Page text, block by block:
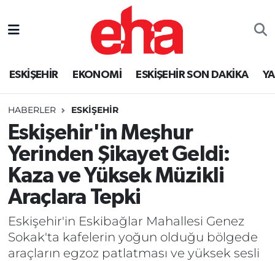
ESKİŞEHİR EKONOMİ ESKİŞEHİR SON DAKİKA
HABERLER ESKİŞEHİR
Eskişehir'in Meşhur
Yerinden Şikayet Geldi:
Kaza ve Yüksek Müzikli
Araçlara Tepki
Eskişehir'in Eskibağlar Mahallesi Genez
Sokak'ta kafelerin yoğun olduğu bölgede
araçların egzoz patlatması ve yüksek sesli